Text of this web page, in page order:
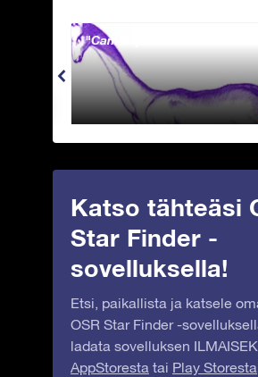
Camelopardalis - Kirahvi
Katso tähteäsi
Star Finder -
sovelluksella!
Etsi, paikallista ja katsele
OSR Star Finder -
ladata sovelluksen
AppStoresta tai Play Storesta